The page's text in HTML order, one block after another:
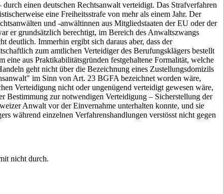
einen deutschen Rechtsanwalt verteidigt. Das Strafverfahren
eine Freiheitsstrafe von mehr als einem Jahr. Der
und -anwältinnen aus Mitgliedstaaten der EU oder der
er grundsätzlich berechtigt, im Bereich des Anwaltszwangs
Immerhin ergibt sich daraus aber, dass der
zum amtlichen Verteidiger des Berufungsklägers bestellt
aus Praktikabilitätsgründen festgehaltene Formalität, welche
geht nicht über die Bezeichnung eines Zustellungsdomizils
im Sinn von Art. 23 BGFA bezeichnet worden wäre,
Verteidigung nicht oder ungenügend verteidigt gewesen wäre,
Bestimmung zur notwendigen Verteidigung – Sicherstellung der
Anwalt vor der Einvernahme unterhalten konnte, und sie
während einzelnen Verfahrenshandlungen verstösst nicht gegen
nicht durch.